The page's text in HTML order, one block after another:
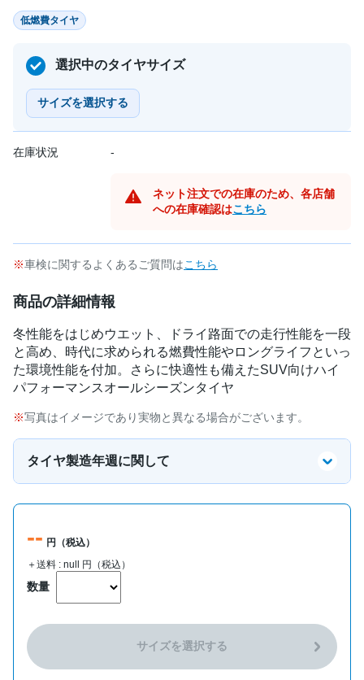
低燃費タイヤ
選択中のタイヤサイズ
サイズを選択する
在庫状況 -
ネット注文での在庫のため、各店舗
への在庫確認はこちら
車検に関するよくあるご質問はこちら
商品の詳細情報
冬性能をはじめウエット、ドライ路面での走行性能を一段
と高め、時代に求められる燃費性能やロングライフといっ
た環境性能を付加。さらに快適性も備えたSUV向けハイ
パフォーマンスオールシーズンタイヤ
写真はイメージであり実物と異なる場合がございます。
タイヤ製造年週に関して
-- 円（税込）
＋送料 : null 円（税込）
数量
サイズを選択する